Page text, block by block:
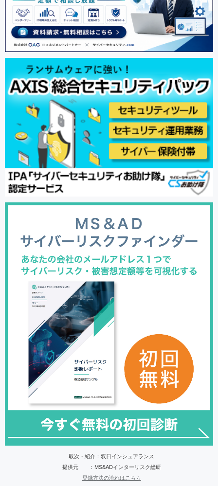
取次・紹介：双日インシュアランス
提供元 ：MS&ADインターリスク総研
登録方法の流れはこちら